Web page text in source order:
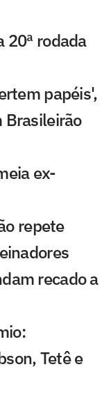
20ª rodada
papéis',
Brasileirão
ex-
repete
recado a
Tetê e